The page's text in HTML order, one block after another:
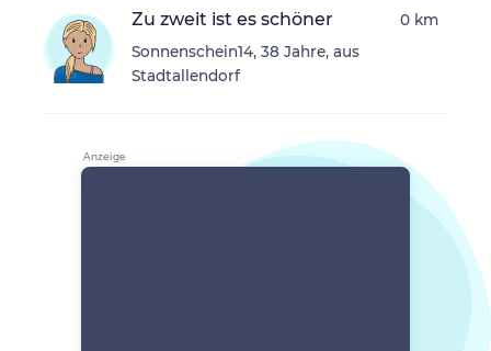
Zu zweit ist es schöner
Sonnenschein14, 38 Jahre, aus
Stadtallendorf
0 km